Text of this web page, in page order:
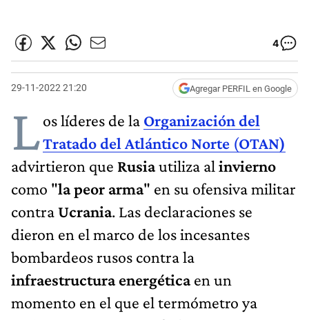
4
29-11-2022 21:20 Agregar PERFIL en Google
Los líderes de la Organización del
Tratado del Atlántico Norte (OTAN)
advirtieron que Rusiautiliza al invierno
como "la peor arma" en su ofensiva militar
contraUcrania. Las declaraciones se
dieron en el marco de los incesantes
bombardeos rusos contra la
infraestructura energéticaen un
momento en el que el termómetro ya